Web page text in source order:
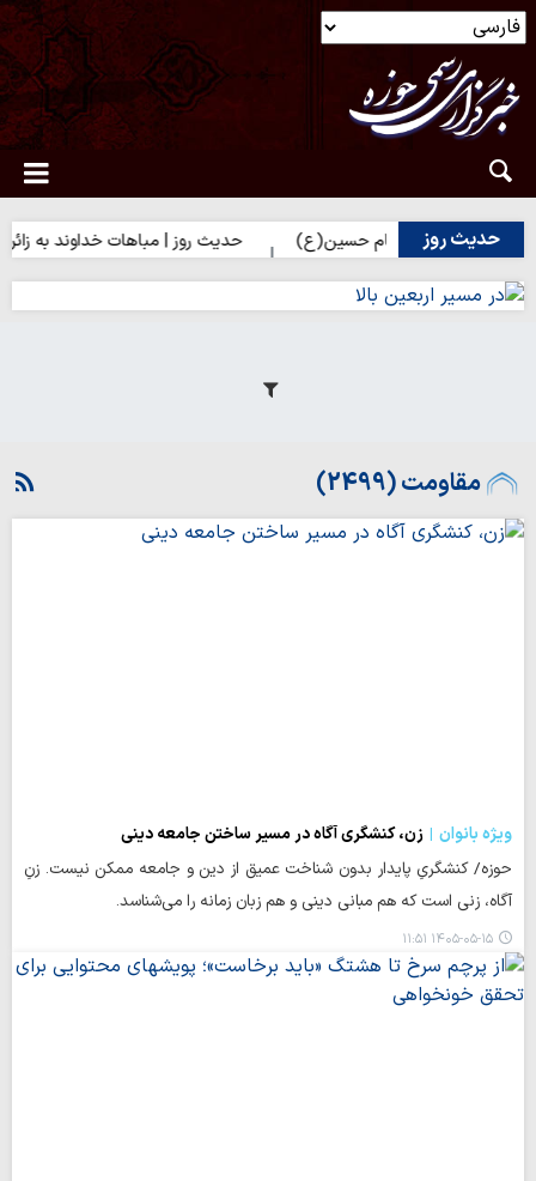
حدیث روز
زائران امام حسین(ع) حدیث روز | مباهات خداوند به زائر امام
مقاومت (2499)
ویژه بانوان
زن، کنشگری آگاه در مسیر ساختن جامعه دینی
حوزه/ کنشگریِ پایدار بدون شناخت عمیق از دین و جامعه ممکن نیست. زنِ
آگاه، زنی است که هم مبانی دینی و هم زبان زمانه را می‌شناسد.
۱۴۰۵-۰۵-۱۵ ۱۱:۵۱